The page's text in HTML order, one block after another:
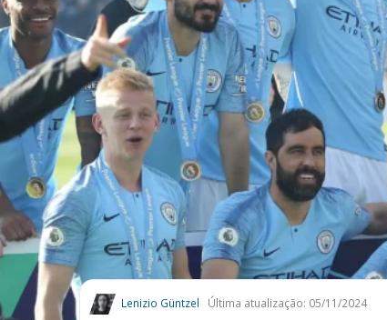
Lenizio Güntzel Última atualização: 05/11/2024